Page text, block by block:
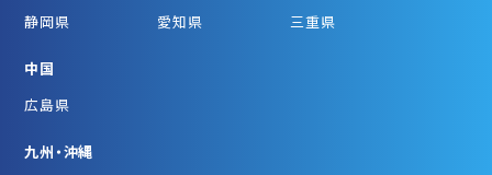
静岡県
愛知県 三重県
中国
広島県
九州・沖縄